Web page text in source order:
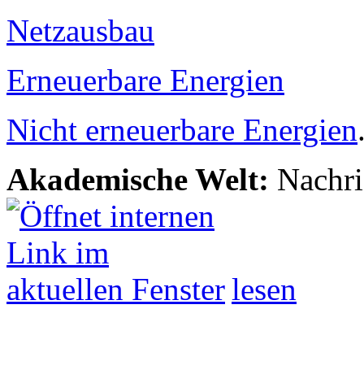
Netzausbau
Erneuerbare Energien
Nicht erneuerbare Energien
Akademische Welt:
lesen